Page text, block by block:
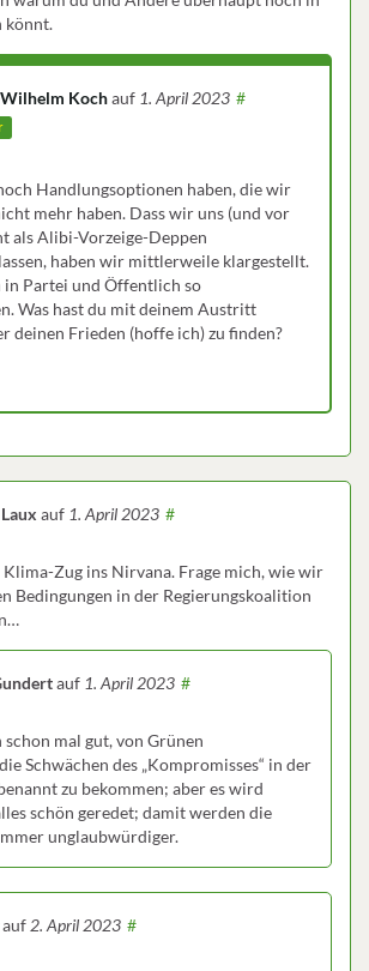
könnt.
Kochauf 1. April 2023 #
Handlungsoptionen haben, die wir
mehr haben. Dass wir uns (und vor
als Alibi-Vorzeige-Deppen
haben wir mittlerweile klargestellt.
in Partei und Öffentlich so
Was hast du mit deinem Austritt
deinen Frieden (hoffe ich) zu finden?
auf 1. April 2023 #
Zug ins Nirvana. Frage mich, wie wir
Bedingungen in der Regierungskoalition
auf 1. April 2023 #
schon mal gut, von Grünen
Schwächen des „Kompromisses“ in der
zu bekommen; aber es wird
schön geredet; damit werden die
unglaubwürdiger.
auf 2. April 2023 #